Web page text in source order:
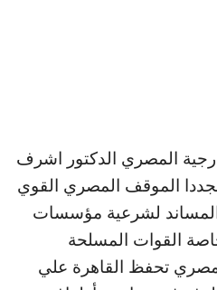
المصري الدكتور اشرف
الموقف المصري القوي
لشرعية مؤسسات
القوات المسلحة
تحفظ القاهرة علي